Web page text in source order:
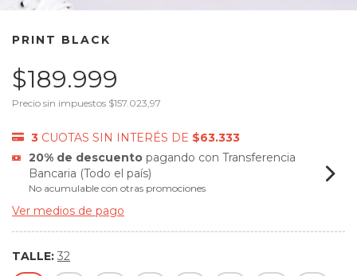
PRINT BLACK
$189.999
Precio sin impuestos $157.023,97
3 CUOTAS SIN INTERÉS DE $63.333
20% de descuentopagando con Transferencia
Bancaria (Todo el país)
No acumulable con otras promociones
Ver medios de pago
TALLE: 32